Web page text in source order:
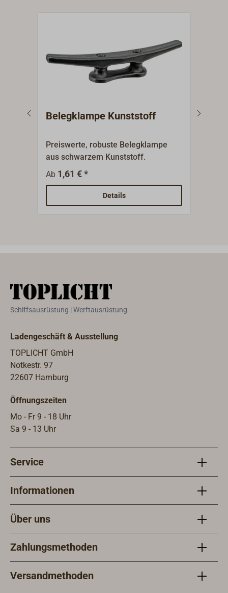
Belegklampe Kunststoff
Preiswerte, robuste Belegklampe
aus schwarzem Kunststoff.
Ab 1,61 € *
Details
Schiffsausrüstung | Werftausrüstung
Ladengeschäft & Ausstellung
TOPLICHT GmbH
Notkestr. 97
22607 Hamburg
Öffnungszeiten
Mo - Fr 9 - 18 Uhr
Sa 9 - 13 Uhr
Service
Informationen
Über uns
Zahlungsmethoden
Versandmethoden